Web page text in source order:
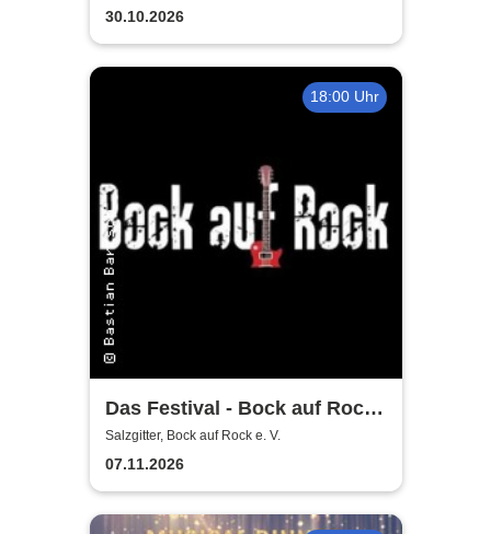
30.10.2026
18:00 Uhr
Das Festival - Bock auf Rock
gemeinnütziger e. V.
Salzgitter, Bock auf Rock e. V.
07.11.2026